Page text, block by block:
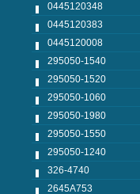
0445120348
0445120383
0445120008
295050-1540
295050-1520
295050-1060
295050-1980
295050-1550
295050-1240
326-4740
2645A753